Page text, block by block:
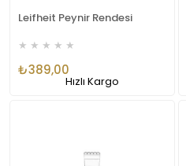
Leifheit Peynir Rendesi
★ ★ ★ ★ ★
₺389,00
Hızlı Kargo